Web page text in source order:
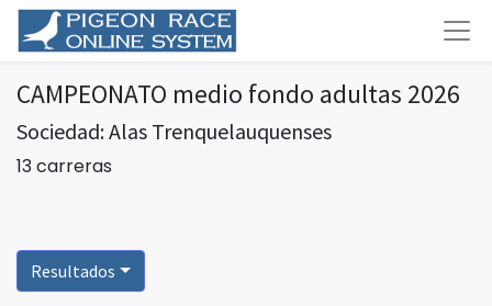
CAMPEONATO medio fondo adultas 2026
Sociedad: Alas Trenquelauquenses
13 carreras
Resultados